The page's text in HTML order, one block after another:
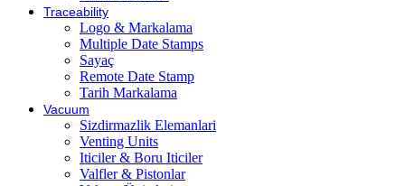
Traceability
Logo & Markalama
Multiple Date Stamps
Sayaç
Remote Date Stamp
Tarih Markalama
Vacuum
Sizdirmazlik Elemanlari
Venting Units
Iticiler & Boru Iticiler
Valfler & Pistonlar